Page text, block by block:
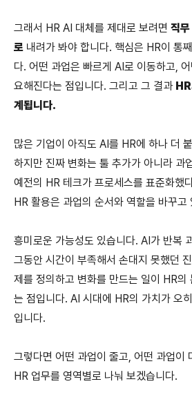
그래서 HR AI 대체를 제대로 보려면 직무
로 내려가 봐야 합니다. 핵심은 HR이 통
다. 어떤 과업은 빠르게 AI로 이동하고,
요해진다는 점입니다. 그리고 그 결과
계됩니다.
많은 기업이 아직도 AI를 HR에 하나 더
하지만 진짜 변화는 툴 추가가 아니라 과
예전의 HR 테크가 프로세스를 표준화했
HR 활용은 과업의 순서와 역할을 바꾸고
흥미로운 가능성도 있습니다. AI가 반복
그동안 시간이 부족해서 손대지 못했던
제를 정의하고 변화를 만드는 일이 HR의
는 점입니다. AI 시대에 HR의 가치가 오
입니다.
그렇다면 어떤 과업이 줄고, 어떤 과업이
HR 업무를 영역별로 나눠 보겠습니다.